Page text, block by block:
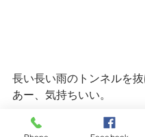
長い長い雨のトンネルを抜
あー、気持ちいい。